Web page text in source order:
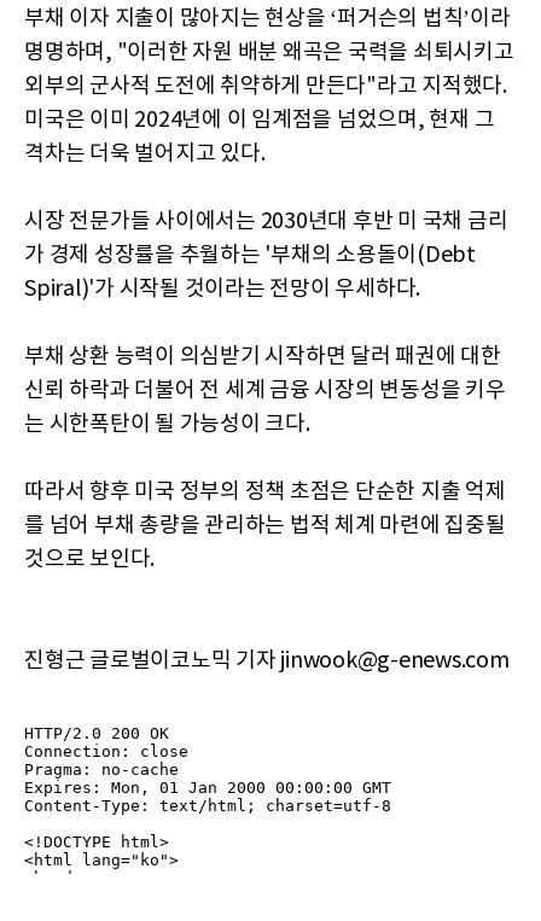
부채 이자 지출이 많아지는 현상을 ‘퍼거슨의 법칙’이라
명명하며, "이러한 자원 배분 왜곡은 국력을 쇠퇴시키고
외부의 군사적 도전에 취약하게 만든다"라고 지적했다.
미국은 이미 2024년에 이 임계점을 넘었으며, 현재 그
격차는 더욱 벌어지고 있다.
시장 전문가들 사이에서는 2030년대 후반 미 국채 금리
가 경제 성장률을 추월하는 '부채의 소용돌이(Debt
Spiral)'가 시작될 것이라는 전망이 우세하다.
부채 상환 능력이 의심받기 시작하면 달러 패권에 대한
신뢰 하락과 더불어 전 세계 금융 시장의 변동성을 키우
는 시한폭탄이 될 가능성이 크다.
따라서 향후 미국 정부의 정책 초점은 단순한 지출 억제
를 넘어 부채 총량을 관리하는 법적 체계 마련에 집중될
것으로 보인다.
진형근 글로벌이코노믹 기자 jinwook@g-enews.com